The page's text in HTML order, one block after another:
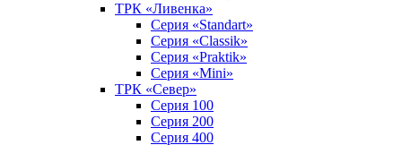
ТРК «Ливенка»
Серия «Standart»
Серия «Classik»
Серия «Praktik»
Серия «Mini»
ТРК «Север»
Серия 100
Серия 200
Серия 400